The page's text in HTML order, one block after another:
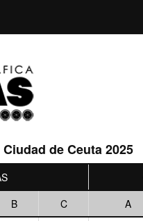
de Ceuta 2025
B C A